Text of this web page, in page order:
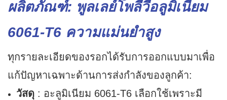
ผลิตภัณฑ์: พูลเลย์โพลีวีอลูมิเนียม
6061-T6 ความแม่นยำสูง
ทุกรายละเอียดของรอกได้รับการออกแบบมาเพื่อ
แก้ปัญหาเฉพาะด้านการส่งกำลังของลูกค้า:
วัสดุ: อะลูมิเนียม 6061-T6 เลือกใช้เพราะมี